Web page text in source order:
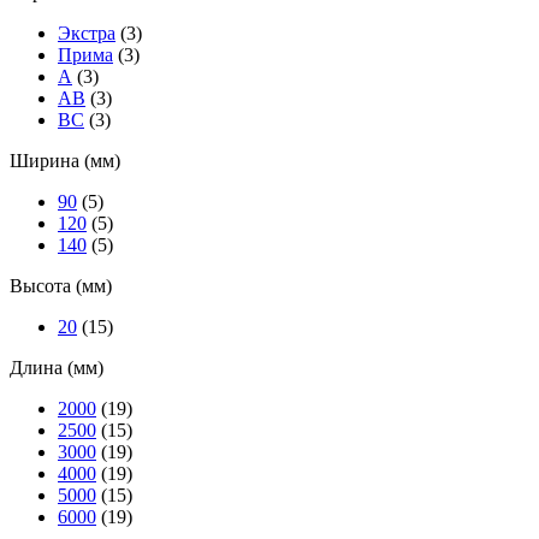
Экстра (3)
Прима (3)
А (3)
АВ (3)
ВС (3)
Ширина (мм)
90 (5)
120 (5)
140 (5)
Высота (мм)
20 (15)
Длина (мм)
2000 (19)
2500 (15)
3000 (19)
4000 (19)
5000 (15)
6000 (19)